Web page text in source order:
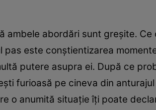
ambele abordări sunt greşite.
pas este conştientizarea
putere asupra ei. După ce
furioasă pe cineva din
o anumită situaţie îţi poate